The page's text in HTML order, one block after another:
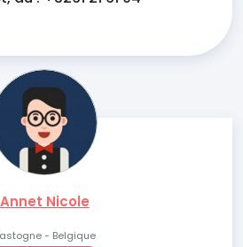
Annet Nicole
- Belgique